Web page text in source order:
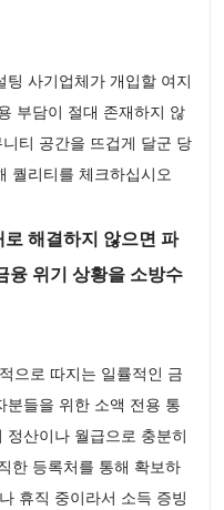
사기업체가 개입할 여지
부담이 절대 존재하지 않
티 공간을 뜨겁게 달군 당
퀄리티를 체크하십시오
해결하지 않으면 파
융 위기 상황을 소방수
으로 따지는 일률적인 금
분들을 위한 소액 전용 통
산이나 월급으로 충분히
한 등록처를 통해 확보하
휴직 중이라서 소득 증빙